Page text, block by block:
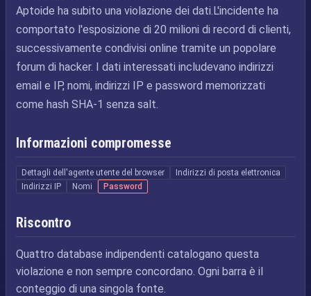
Aptoide ha subito una violazione dei dati.L'incidente ha
comportato l'esposizione di 20 milioni di record di clienti,
successivamente condivisi online tramite un popolare
forum di hacker. I dati interessati includevano indirizzi
email e IP, nomi, indirizzi IP e password memorizzati
come hash SHA-1 senza salt.
Informazioni compromesse
Dettagli dell'agente utente del browser
Indirizzi di posta elettronica
Indirizzi IP
Nomi Password
Riscontro
Quattro database indipendenti catalogano questa
violazione e non sempre concordano. Ogni barra è il
conteggio di una singola fonte.